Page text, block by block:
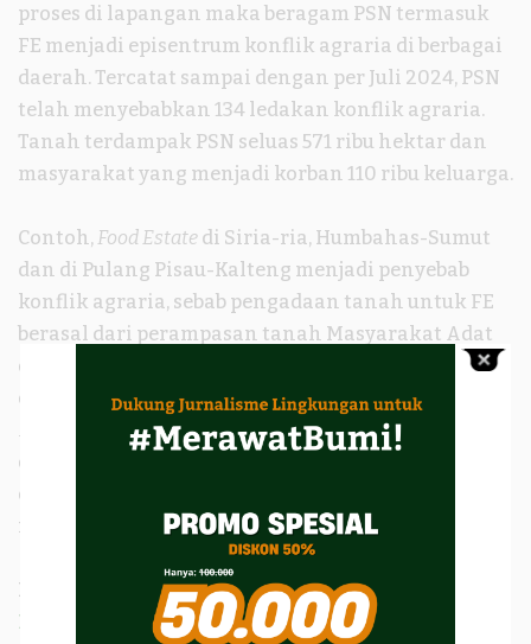
proses di lapangan maka beragam PSN termasuk
FE menjadi episentrum konflik agraria di berbagai
daerah. Tercatat sampai dengan per Juli 2024, PSN
telah menyebabkan 134 ledakan konflik agraria.
Tanah terdampak PSN seluas 571 ribu hektar dan
masyarakat yang menjadi korban 110 ribu keluarga.
Contoh, Food Estate di Siria-ria, Humbahas-Sumut
dan di Pulang Pisau-Kalteng menjadi penyebab
konflik agraria, sebab pengadaan tanah untuk FE
berasal dari perampasan tanah Masyarakat Adat
dan Petani. Terbaru, pasca FE Merauke kembali
dipercepat dengan karpet merah PSN, Masyarakat
Adat Wanam kembali menjadi korban, tanahnya
dirampas, berpuluh ribu hutan adatnya
dihancurkan, pohon-pohon ditumbangkan. Suara
menolak FE bermunculan dari Masyarakat Adat.
Baca juga:
Kebun Tebu Datang, Jutaan Hektar
Hutan Papua akan Hilang